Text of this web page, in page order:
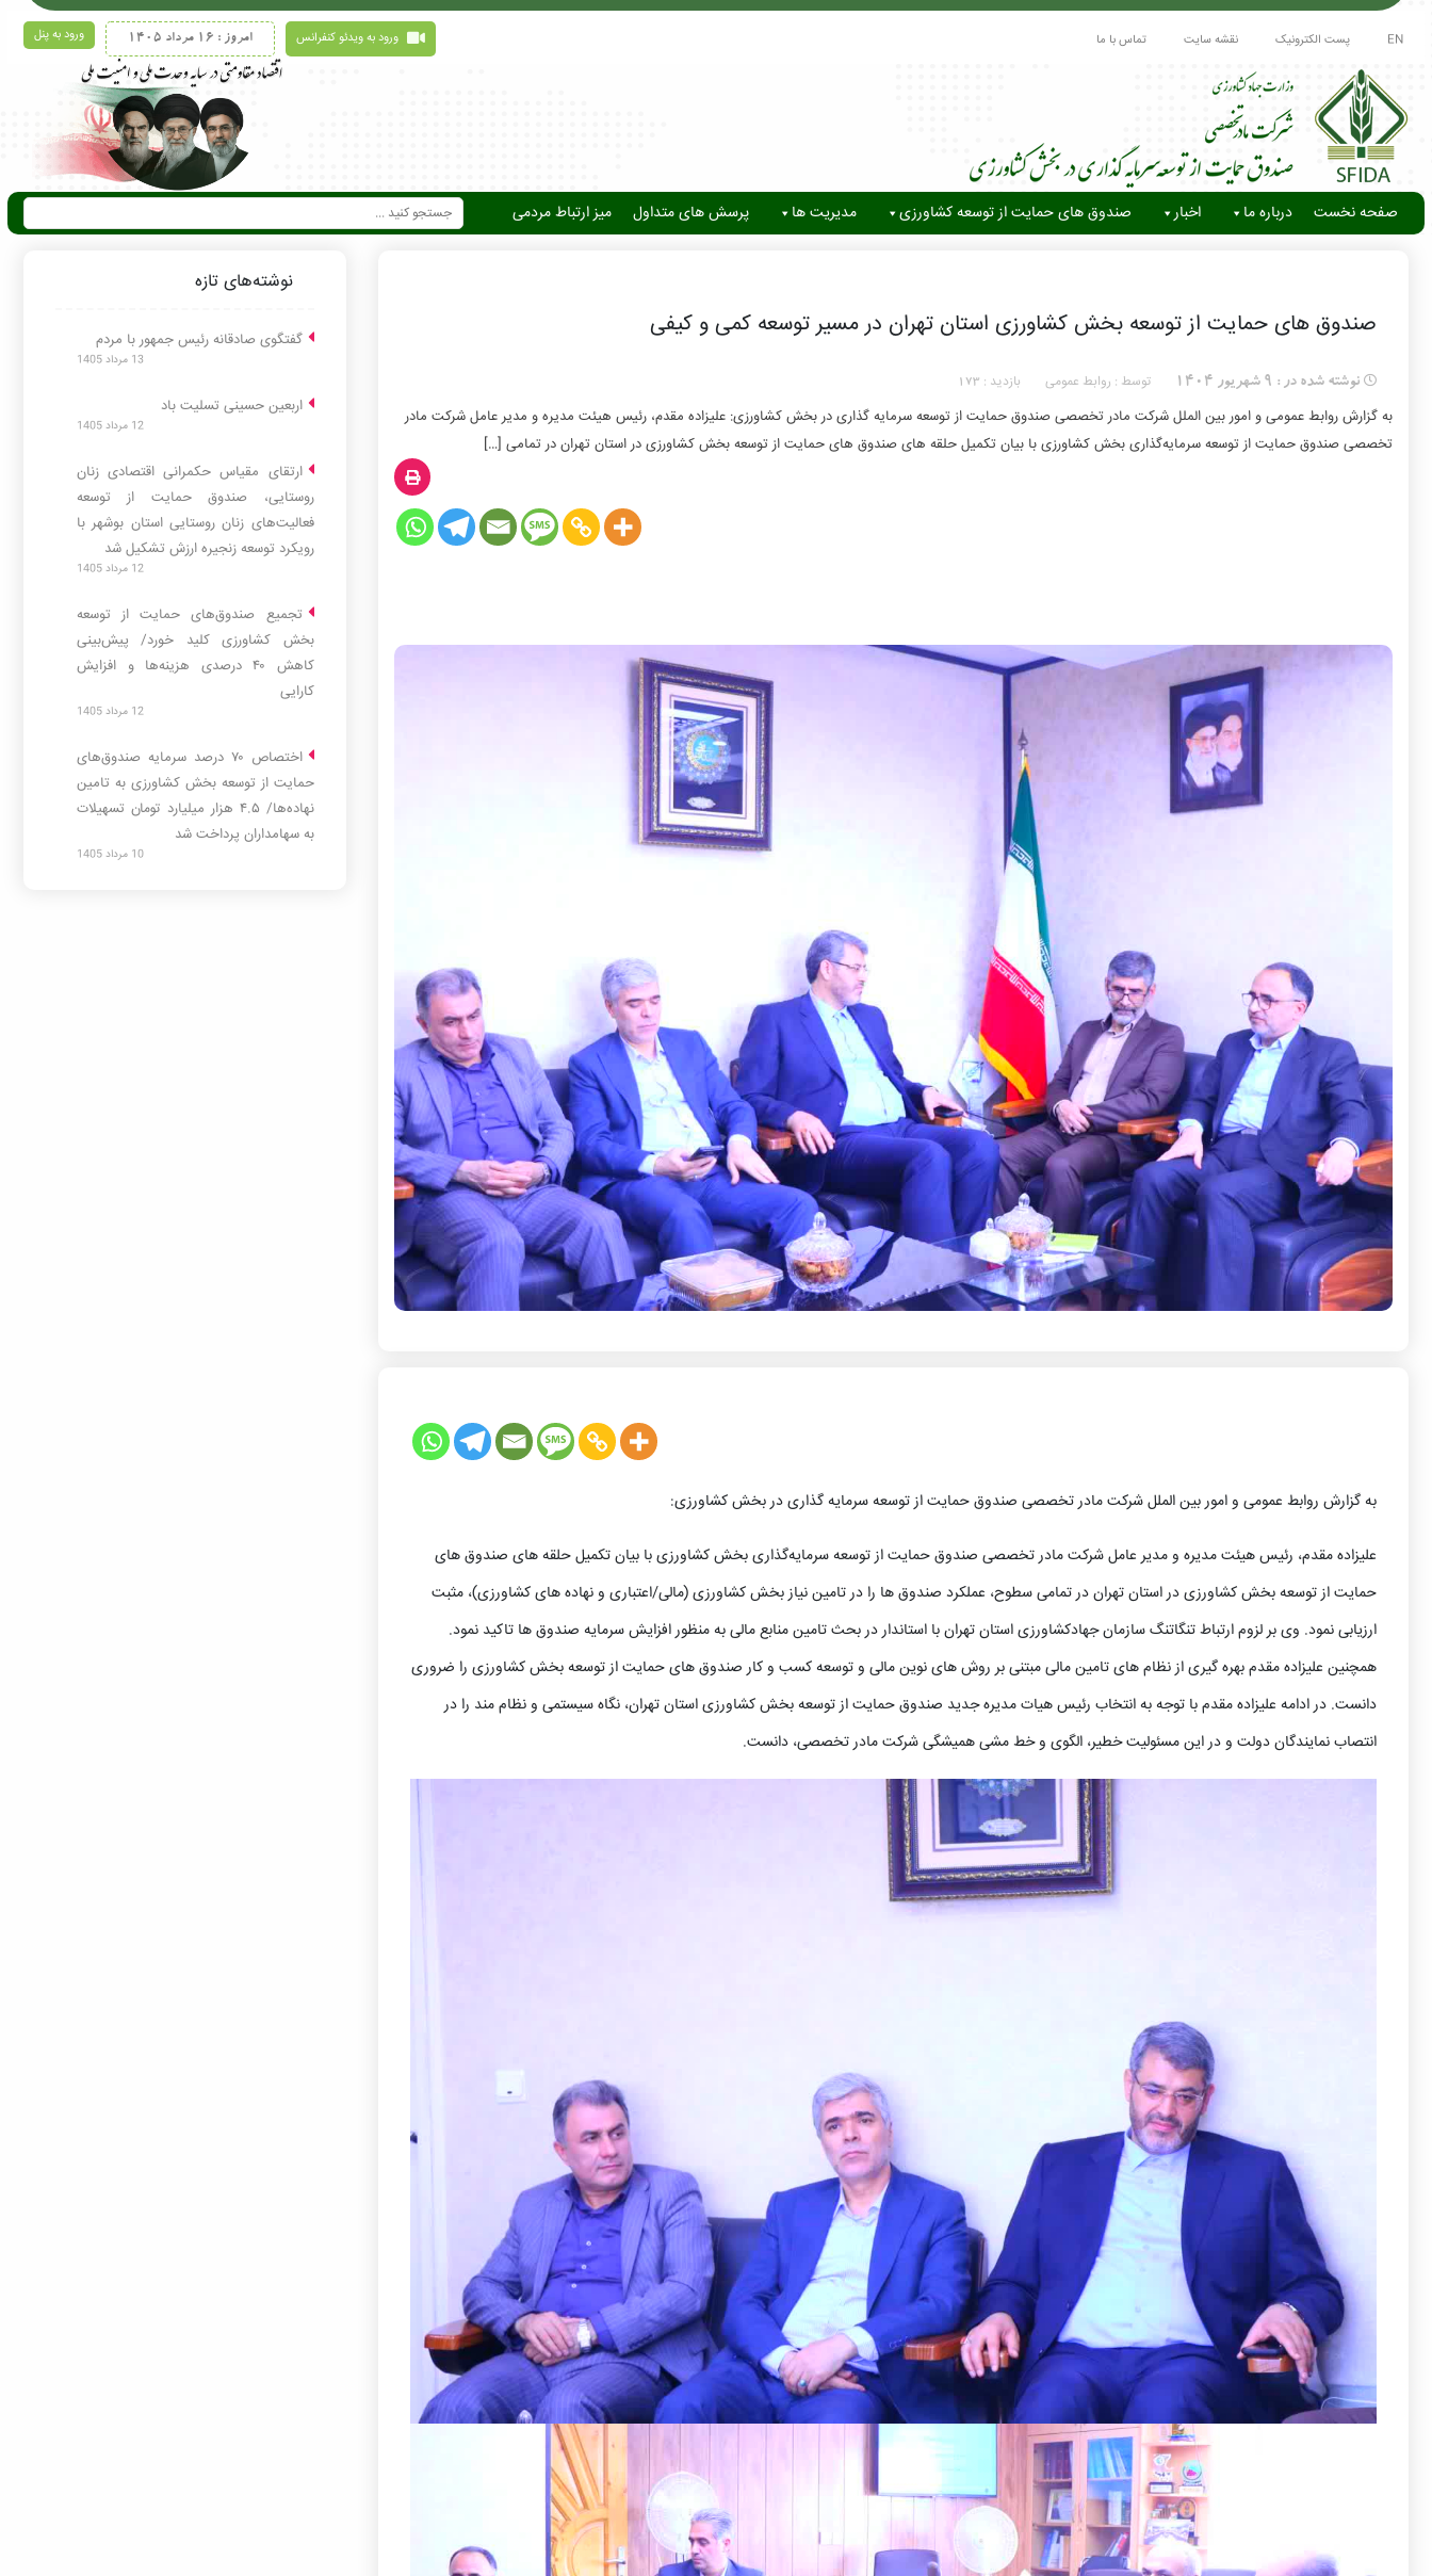
EN پست الکترونیک نقشه سایت تماس با ما ورود به پنل امروز : 16 مرداد 1405 ورود به ویدئو کنفرانس
صفحه نخست درباره ما اخبار صندوق های حمایت از توسعه کشاورزی مدیریت ها پرسش های متداول میز ارتباط مردمی
صندوق های حمایت از توسعه بخش کشاورزی استان تهران در مسیر توسعه کمی و کیفی
نوشته شده در : 9 شهریور 1404 توسط : روابط عمومی بازدید : 173
به گزارش روابط عمومی و امور بین الملل شرکت مادر تخصصی صندوق حمایت از توسعه سرمایه گذاری در بخش کشاورزی: علیزاده مقدم، رئیس هیئت مدیره و مدیر عامل شرکت مادر
تخصصی صندوق حمایت از توسعه سرمایه‌گذاری بخش کشاورزی با بیان تکمیل حلقه های صندوق های حمایت از توسعه بخش کشاورزی در استان تهران در تمامی […]
به گزارش روابط عمومی و امور بین الملل شرکت مادر تخصصی صندوق حمایت از توسعه سرمایه گذاری در بخش کشاورزی:
علیزاده مقدم، رئیس هیئت مدیره و مدیر عامل شرکت مادر تخصصی صندوق حمایت از توسعه سرمایه‌گذاری بخش کشاورزی با بیان تکمیل حلقه های صندوق های
حمایت از توسعه بخش کشاورزی در استان تهران در تمامی سطوح، عملکرد صندوق ها را در تامین نیاز بخش کشاورزی (مالی/اعتباری و نهاده های کشاورزی)، مثبت
ارزیابی نمود. وی بر لزوم ارتباط تنگاتنگ سازمان جهادکشاورزی استان تهران با استاندار در بحث تامین منابع مالی به منظور افزایش سرمایه صندوق ها تاکید نمود.
همچنین علیزاده مقدم بهره گیری از نظام های تامین مالی مبتنی بر روش های نوین مالی و توسعه کسب و کار صندوق های حمایت از توسعه بخش کشاورزی را ضروری
دانست. در ادامه علیزاده مقدم با توجه به انتخاب رئیس هیات مدیره جدید صندوق حمایت از توسعه بخش کشاورزی استان تهران، نگاه سیستمی و نظام مند را در
انتصاب نمایندگان دولت و در این مسئولیت خطیر، الگوی و خط مشی همیشگی شرکت مادر تخصصی، دانست.
نوشته‌های تازه
گفتگوی صادقانه رئیس جمهور با مردم
13 مرداد 1405
اربعین حسینی تسلیت باد
12 مرداد 1405
ارتقای مقیاس حکمرانی اقتصادی زنان
روستایی، صندوق حمایت از توسعه
فعالیت‌های زنان روستایی استان بوشهر با
رویکرد توسعه زنجیره ارزش تشکیل شد
12 مرداد 1405
تجمیع صندوق‌های حمایت از توسعه
بخش کشاورزی کلید خورد/ پیش‌بینی
کاهش ۴۰ درصدی هزینه‌ها و افزایش
کارایی
12 مرداد 1405
اختصاص ۷۰ درصد سرمایه صندوق‌های
حمایت از توسعه بخش کشاورزی به تامین
نهاده‌ها/ ۴.۵ هزار میلیارد تومان تسهیلات
به سهامداران پرداخت شد
10 مرداد 1405